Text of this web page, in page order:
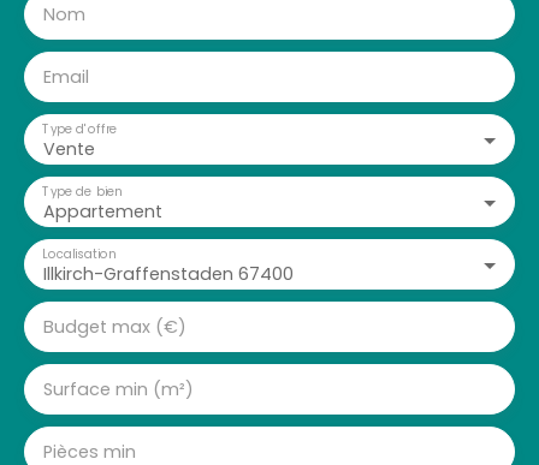
Nom
Email
Vente
Type d'offre
Appartement
Type de bien
Illkirch-Graffenstaden 67400
Localisation
Budget max (€)
Surface min (m²)
Pièces min